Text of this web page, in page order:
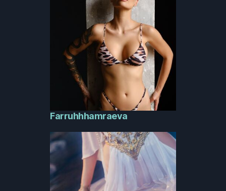
Farruhhhamraeva